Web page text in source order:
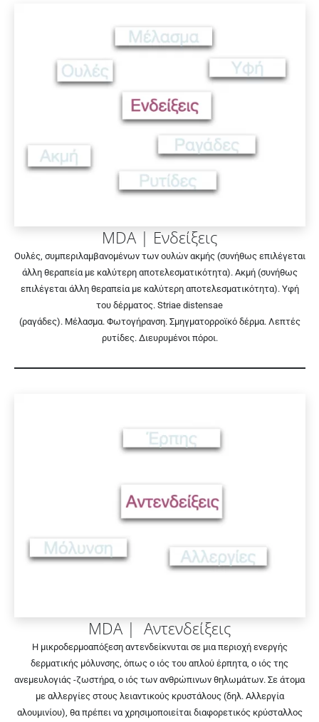
MDA | Ενδείξεις
Ουλές, συμπεριλαμβανομένων των ουλών ακμής (συνήθως επιλέγεται
άλλη θεραπεία με καλύτερη αποτελεσματικότητα). Ακμή (συνήθως
επιλέγεται άλλη θεραπεία με καλύτερη αποτελεσματικότητα). Υφή
του δέρματος. Striae distensae
(ραγάδες). Μέλασμα. Φωτογήρανση. Σμηγματορροϊκό δέρμα. Λεπτές
ρυτίδες. Διευρυμένοι πόροι.
MDA | Αντενδείξεις
Η μικροδερμοαπόξεση αντενδείκνυται σε μια περιοχή ενεργής
δερματικής μόλυνσης , όπως ο ιός του απλού έρπητα, ο ιός της
ανεμευλογιάς -ζωστήρα, ο ιός των ανθρώπινων θηλωμάτων. Σε άτομα
με αλλεργίες στους λειαντικούς κρυστάλους (δηλ. Αλλεργία
αλουμινίου), θα πρέπει να χρησιμοποιείται διαφορετικός κρύσταλλος